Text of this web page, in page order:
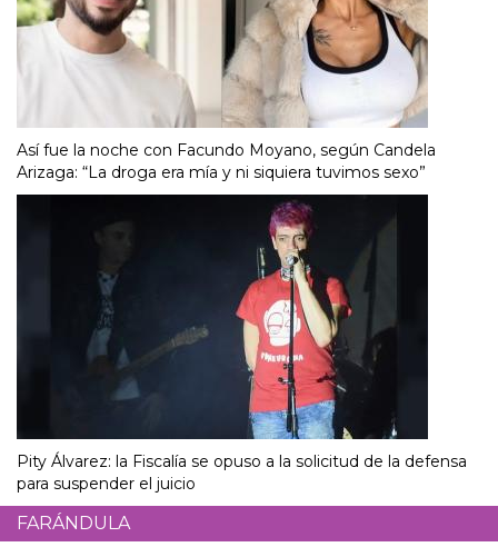
Así fue la noche con Facundo Moyano, según Candela
Arizaga: “La droga era mía y ni siquiera tuvimos sexo”
Pity Álvarez: la Fiscalía se opuso a la solicitud de la defensa
para suspender el juicio
FARÁNDULA